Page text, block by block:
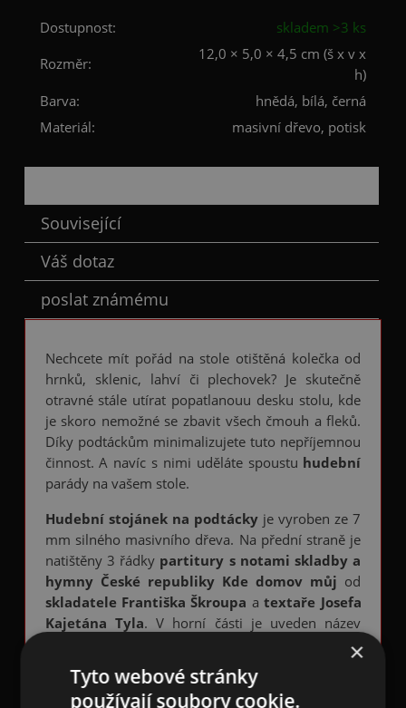
Dostupnost:
skladem >3 ks
Rozměr:
12,0 × 5,0 × 4,5 cm (š x v x
h)
Barva:
hnědá, bílá, černá
Materiál:
masivní dřevo, potisk
Související
Váš dotaz
poslat známému
Nechcete mít pořád na stole otištěná kolečka od
hrnků, sklenic, lahví či plechovek? Je skutečně
otravné stále utírat popatlanouu desku stolu, kde
je skoro nemožné se zbavit všech čmouh a fleků.
Díky podtáckům minimalizujete tuto nepříjemnou
činnost. A navíc s nimi uděláte spoustu hudební
parády na vašem stole.
Hudební stojánek na podtáckyje vyroben ze 7
mm silného masivního dřeva. Na přední straně je
natištěny 3 řádky partitury s notami skladby a
hymny České republiky Kde domov můj od
skladatele Františka Škroupa atextaře Josefa
Kajetána Tyla. V horní části je uveden název
dřevěného
stojánku na podtácky s hudebním designem
je přírodní světle hnědá bez potisku. Stojánek
×
Tyto webové stránky
používají soubory cookie.